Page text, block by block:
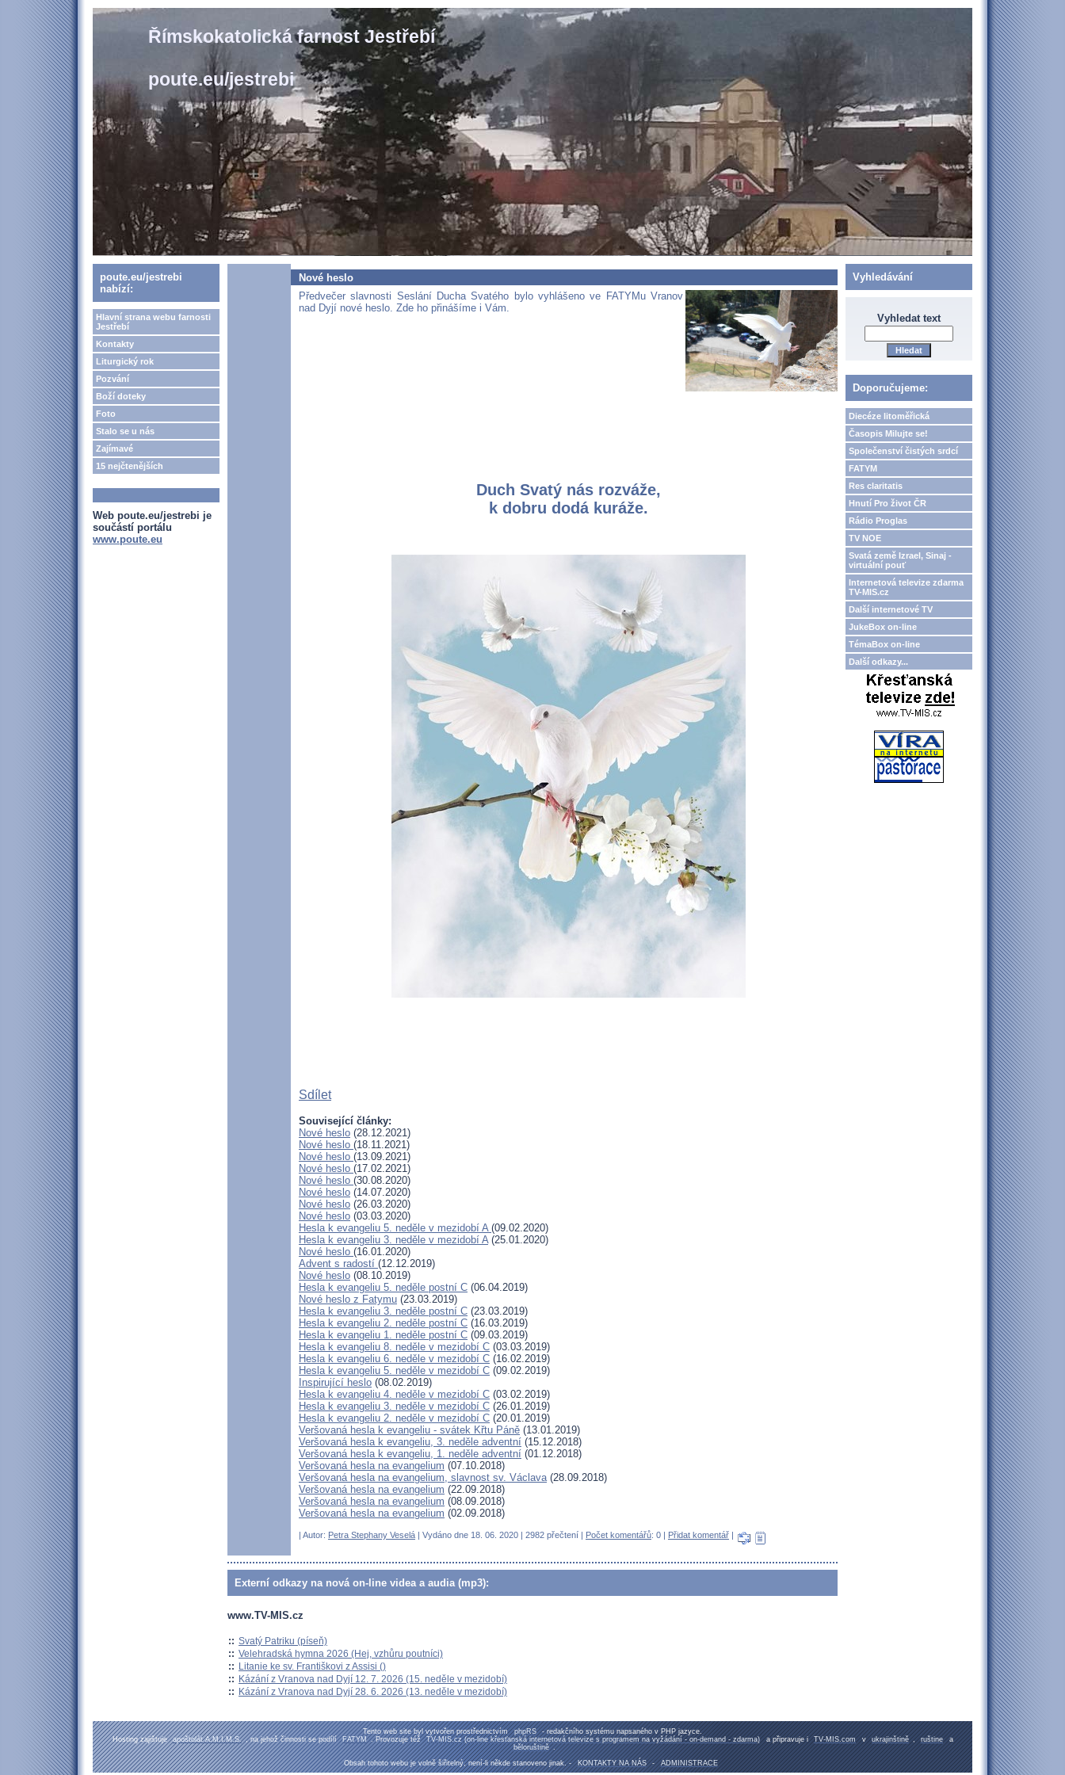
Římskokatolická farnost Jestřebí
poute.eu/jestrebi
poute.eu/jestrebi
nabízí:
Hlavní strana webu farnosti
Jestřebí
Kontakty
Liturgický rok
Pozvání
Boží doteky
Foto
Stalo se u nás
Zajímavé
15 nejčtenějších
Web poute.eu/jestrebi je
součástí portálu
www.poute.eu
Nové heslo
Předvečer slavnosti Seslání Ducha Svatého bylo vyhlášeno ve FATYMu Vranov
nad Dyjí nové heslo. Zde ho přinášíme i Vám.
Duch Svatý nás rozváže,
k dobru dodá kuráže.
Sdílet
Související články:
Nové heslo (28.12.2021)
Nové heslo (18.11.2021)
Nové heslo (13.09.2021)
Nové heslo (17.02.2021)
Nové heslo (30.08.2020)
Nové heslo (14.07.2020)
Nové heslo (26.03.2020)
Nové heslo (03.03.2020)
Hesla k evangeliu 5. neděle v mezidobí A (09.02.2020)
Hesla k evangeliu 3. neděle v mezidobí A (25.01.2020)
Nové heslo (16.01.2020)
Advent s radostí (12.12.2019)
Nové heslo (08.10.2019)
Hesla k evangeliu 5. neděle postní C (06.04.2019)
Nové heslo z Fatymu (23.03.2019)
Hesla k evangeliu 3. neděle postní C (23.03.2019)
Hesla k evangeliu 2. neděle postní C (16.03.2019)
Hesla k evangeliu 1. neděle postní C (09.03.2019)
Hesla k evangeliu 8. neděle v mezidobí C (03.03.2019)
Hesla k evangeliu 6. neděle v mezidobí C (16.02.2019)
Hesla k evangeliu 5. neděle v mezidobí C (09.02.2019)
Inspirující heslo (08.02.2019)
Hesla k evangeliu 4. neděle v mezidobí C (03.02.2019)
Hesla k evangeliu 3. neděle v mezidobí C (26.01.2019)
Hesla k evangeliu 2. neděle v mezidobí C (20.01.2019)
Veršovaná hesla k evangeliu - svátek Křtu Páně (13.01.2019)
Veršovaná hesla k evangeliu, 3. neděle adventní (15.12.2018)
Veršovaná hesla k evangeliu, 1. neděle adventní (01.12.2018)
Veršovaná hesla na evangelium (07.10.2018)
Veršovaná hesla na evangelium, slavnost sv. Václava (28.09.2018)
Veršovaná hesla na evangelium (22.09.2018)
Veršovaná hesla na evangelium (08.09.2018)
Veršovaná hesla na evangelium (02.09.2018)
| Autor: Petra Stephany Veselá | Vydáno dne 18. 06. 2020 | 2982 přečtení | Počet komentářů: 0 | Přidat komentář |
Externí odkazy na nová on-line videa a audia (mp3):
www.TV-MIS.cz
:: Svatý Patriku (píseň)
:: Velehradská hymna 2026 (Hej, vzhůru poutníci)
:: Litanie ke sv. Františkovi z Assisi ()
:: Kázání z Vranova nad Dyjí 12. 7. 2026 (15. neděle v mezidobí)
:: Kázání z Vranova nad Dyjí 28. 6. 2026 (13. neděle v mezidobí)
Vyhledávání
Vyhledat text
Doporučujeme:
Diecéze litoměřická
Časopis Milujte se!
Společenství čistých srdcí
FATYM
Res claritatis
Hnutí Pro život ČR
Rádio Proglas
TV NOE
Svatá země Izrael, Sinaj -
virtuální pouť
Internetová televize zdarma
TV-MIS.cz
Další internetové TV
JukeBox on-line
TémaBox on-line
Další odkazy...
Tento web site byl vytvořen prostřednictvím phpRS - redakčního systému napsaného v PHP jazyce.
Hosting zajištuje apoštolát A.M.I.M.S. , na jehož činnosti se podílí FATYM . Provozuje též TV-MIS.cz (on-line křesťanská internetová televize s programem na vyžádání - on-demand - zdarma) a připravuje i TV-MIS.com v ukrajinštině , ruštine a
běloruštině .
Obsah tohoto webu je volně šiřitelný, není-li někde stanoveno jinak. - KONTAKTY NA NÁS - ADMINISTRACE